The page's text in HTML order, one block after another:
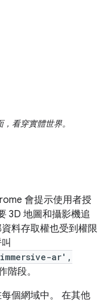
看穿實體世界。
會提示使用者授
3D 地圖和攝影機追
料存取權也受到權限
ar',
階段。
個網域中。 在其他